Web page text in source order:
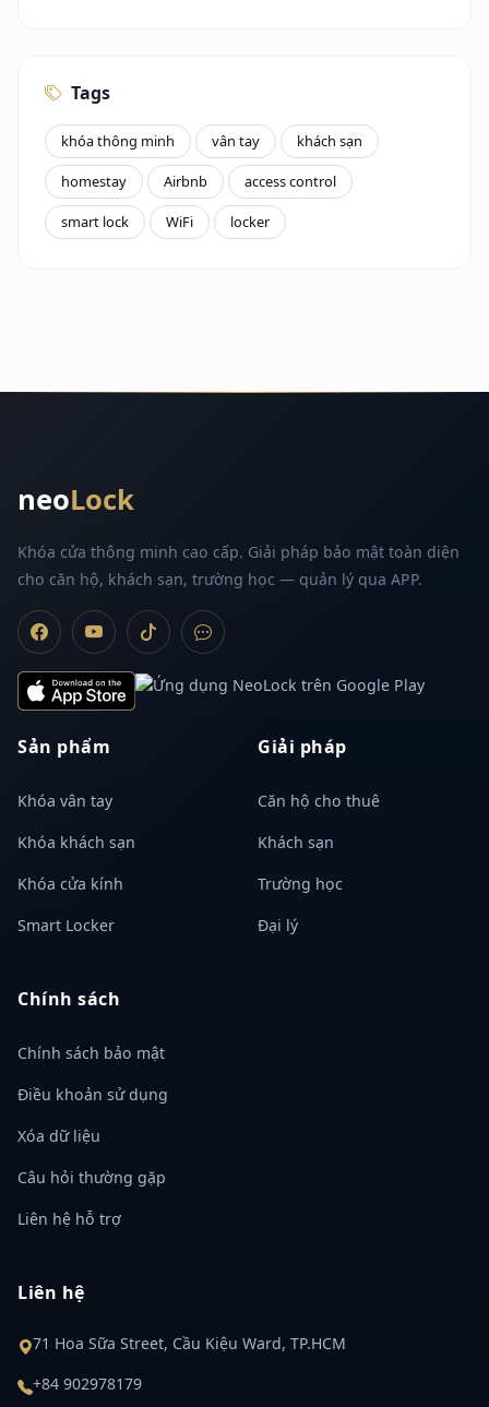
Tags
khóa thông minh vân tay khách sạn
homestay Airbnb access control
smart lock WiFi locker
neoLock
Khóa cửa thông minh cao cấp. Giải pháp bảo mật toàn diện
cho căn hộ, khách sạn, trường học — quản lý qua APP.
Sản phẩm
Khóa vân tay
Khóa khách sạn
Khóa cửa kính
Smart Locker
Giải pháp
Căn hộ cho thuê
Khách sạn
Trường học
Đại lý
Chính sách
Chính sách bảo mật
Điều khoản sử dụng
Xóa dữ liệu
Câu hỏi thường gặp
Liên hệ hỗ trợ
Liên hệ
71 Hoa Sữa Street, Cầu Kiệu Ward, TP.HCM
+84 902978179